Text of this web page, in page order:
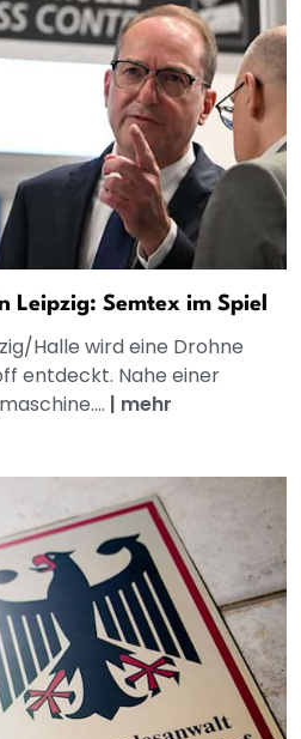
Leipzig: Semtex im Spiel
Halle wird eine Drohne
entdeckt. Nahe einer
| mehr